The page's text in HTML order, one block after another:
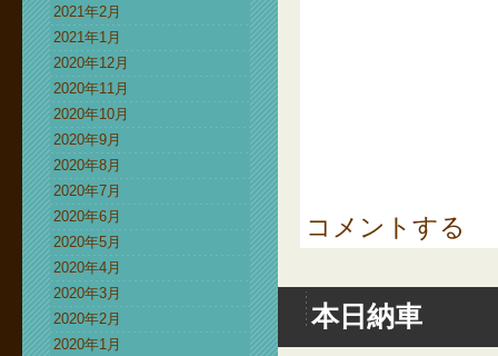
2021年2月
2021年1月
2020年12月
2020年11月
2020年10月
2020年9月
2020年8月
2020年7月
2020年6月
2020年5月
2020年4月
2020年3月
2020年2月
2020年1月
コメントする
本日納車